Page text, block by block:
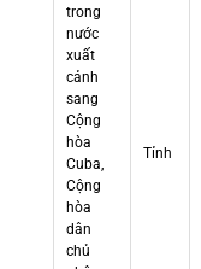
trong
nước
xuất
cảnh
sang
Cộng
hòa
Cuba,
Cộng
hòa
dân
chủ
Tỉnh